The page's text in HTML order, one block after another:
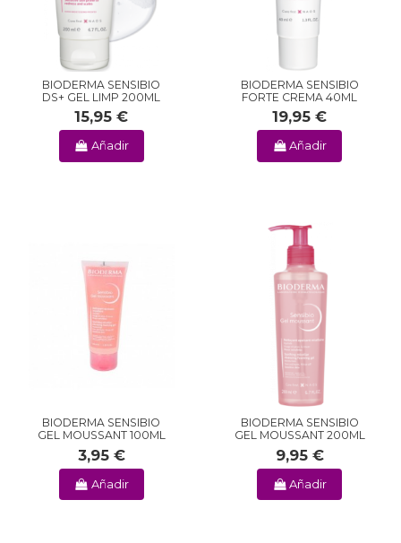
BIODERMA SENSIBIO
DS+ GEL LIMP 200ML
15,95 €
Añadir
BIODERMA SENSIBIO
FORTE CREMA 40ML
19,95 €
Añadir
BIODERMA SENSIBIO
GEL MOUSSANT 100ML
3,95 €
Añadir
BIODERMA SENSIBIO
GEL MOUSSANT 200ML
9,95 €
Añadir